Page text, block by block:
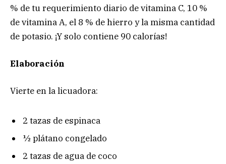
% de tu requerimiento diario de vitamina C, 10 %
de vitamina A, el 8 % de hierro y la misma cantidad
de potasio. ¡Y solo contiene 90 calorías!
Elaboración
Vierte en la licuadora:
2 tazas de espinaca
½ plátano congelado
2 tazas de agua de coco